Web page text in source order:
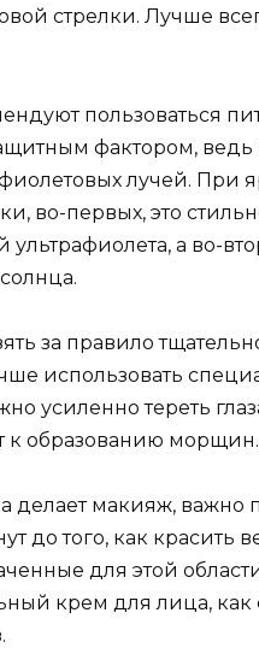
стрелки. Лучше
пользоваться
фактором, ведь
лучей. При
во-первых, это
ультрафиолета, а во-
за правило
использовать
усиленно тереть
к образованию морщин.
макияж, важно
до того, как красить
для этой
крем для лица,